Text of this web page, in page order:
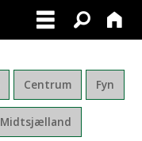
Centrum Fyn
Midtsjælland